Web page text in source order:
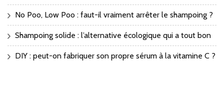
No Poo, Low Poo : faut-il vraiment arrêter le shampoing ?
Shampoing solide : l’alternative écologique qui a tout bon
DIY : peut-on fabriquer son propre sérum à la vitamine C ?